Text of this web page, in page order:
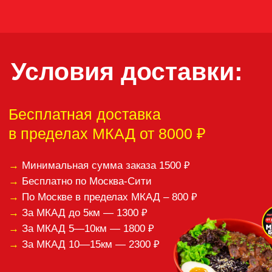
пожалуйста,
отзыв:
Спасибо за ваши отзывы!